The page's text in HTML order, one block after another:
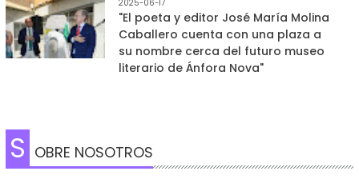
2025-06-17
"El poeta y editor José María Molina
Caballero cuenta con una plaza a
su nombre cerca del futuro museo
literario de Ánfora Nova"
S OBRE NOSOTROS